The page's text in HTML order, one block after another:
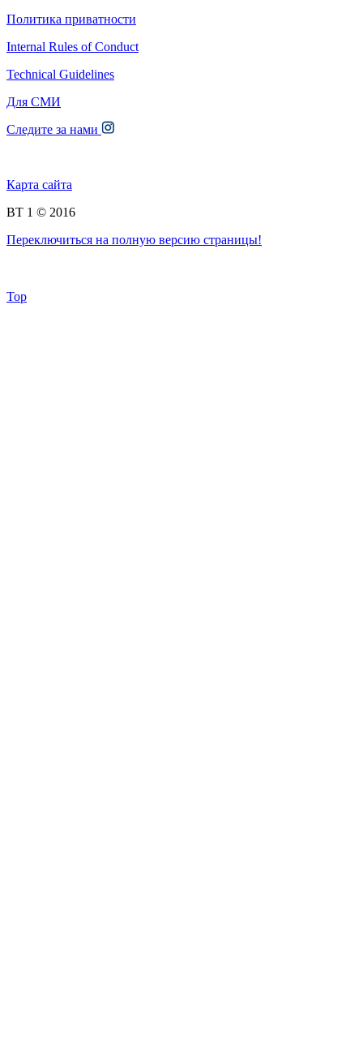
Политика приватности
Internal Rules of Conduct
Technical Guidelines
Для СМИ
Следите за нами
Карта сайта
BT 1 © 2016
Переключиться на полную версию страницы!
Top